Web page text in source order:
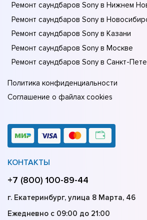
Ремонт саундбаров Sony в Нижнем
Ремонт саундбаров Sony в
Ремонт саундбаров Sony в Казани
Ремонт саундбаров Sony в Москве
Ремонт саундбаров Sony в Санкт-
Политика конфиденциальности
Соглашение о файлах cookies
КОНТАКТЫ
+7 (800) 100-89-44
г. Екатеринбург, улица 8 Марта, 46
Ежедневно с 09:00 до 21:00